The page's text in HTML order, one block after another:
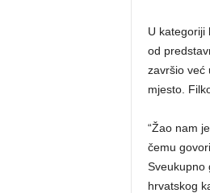
U kategoriji
od
završio već
mjesto.
“Žao nam
čemu
Sveukupno
hrvatskog